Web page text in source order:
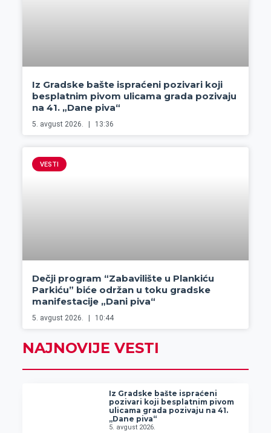
Iz Gradske bašte ispraćeni pozivari koji
besplatnim pivom ulicama grada pozivaju
na 41. „Dane piva“
5. avgust 2026. 13:36
VESTI
Dečji program “Zabavilište u Plankiću
Parkiću” biće održan u toku gradske
manifestacije „Dani piva“
5. avgust 2026. 10:44
NAJNOVIJE VESTI
Iz Gradske bašte ispraćeni
pozivari koji besplatnim pivom
ulicama grada pozivaju na 41.
„Dane piva“
5. avgust 2026.